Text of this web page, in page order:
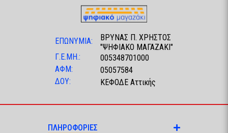
ΕΠΩΝΥΜΙΑ:
ΒΡΥΝΑΣ Π. ΧΡΗΣΤΟΣ
"ΨΗΦΙΑΚΟ ΜΑΓΑΖΑΚΙ"
Γ.Ε.ΜΗ.:
005348701000
ΑΦΜ:
05057584
ΔΟΥ:
ΚΕΦΟΔΕ Αττικής
ΠΛΗΡΟΦΟΡΙΕΣ